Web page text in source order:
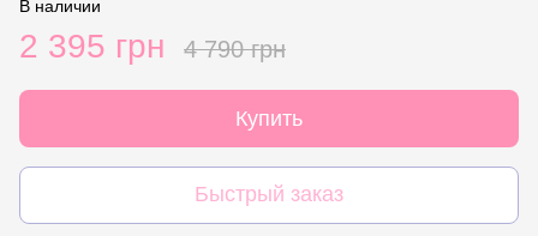
В наличии
2 395 грн 4 790 грн
Купить
Быстрый заказ